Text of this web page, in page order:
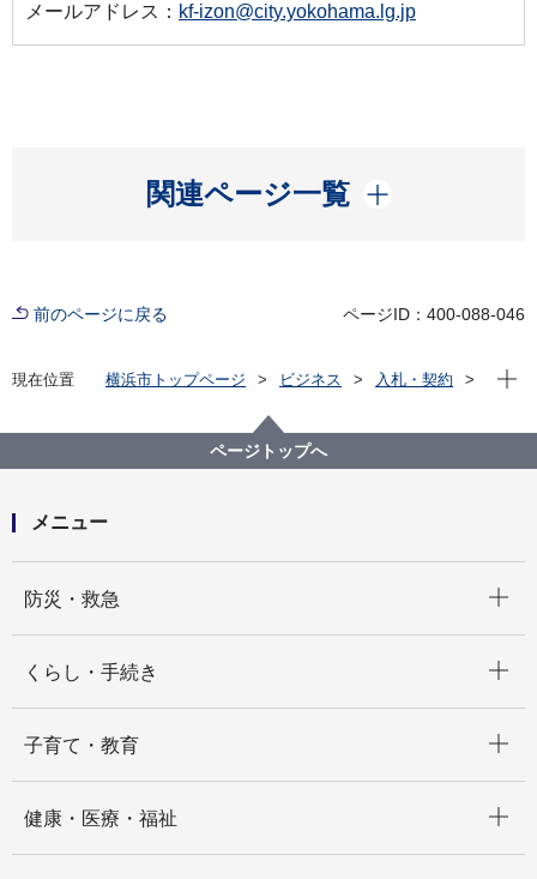
メールアドレス： kf-izon@city.yokohama.lg.jp
関連ページ一覧
開く
前のページに戻る ページID：400-088-046
現在位置 横浜市トップページ ビジネス
入札・契約
【入札結果掲載】【公募型指名競争入札】令和３年度
公共交通機関における依存症相談啓発動画広告掲載事
現在
ページトップへ
メニュー
防災・救急
くらし・手続き
子育て・教育
健康・医療・福祉